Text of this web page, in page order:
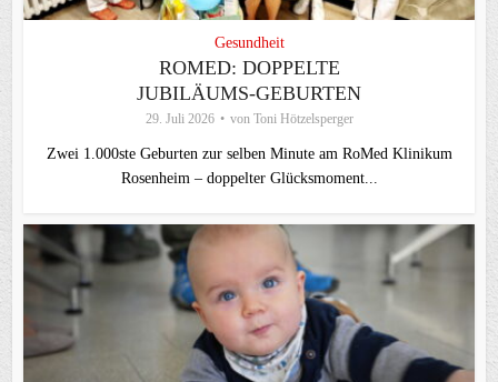
Gesundheit
ROMED: DOPPELTE
JUBILÄUMS-GEBURTEN
29. Juli 2026 von Toni Hötzelsperger
Zwei 1.000ste Geburten zur selben Minute am RoMed Klinikum
Rosenheim – doppelter Glücksmoment...